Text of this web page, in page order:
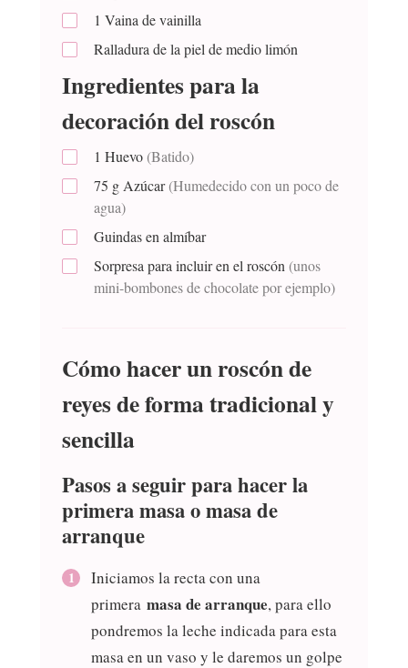
1 Vaina de vainilla
Ralladura de la piel de medio limón
Ingredientes para la
decoración del roscón
1 Huevo (Batido)
75 g Azúcar(Humedecido con un poco de
agua)
Guindas en almíbar
Sorpresa para incluir en el roscón (unos
mini-bombones de chocolate por ejemplo)
Cómo hacer un roscón de
reyes de forma tradicional y
sencilla
Pasos a seguir para hacer la
primera masa o masa de
arranque
Iniciamos la recta con una
primera masa de arranque, para ello
pondremos la leche indicada para esta
masa en un vaso y le daremos un golpe